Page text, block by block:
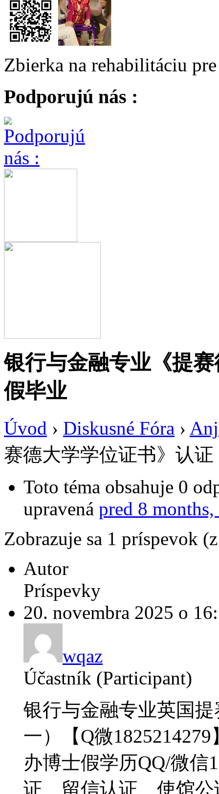
Zbierka na rehabilitáciu
Podporujú nás :
银行与金融专业《提
假毕业
Úvod › Diskusné Fóra ›
赛德大学学位证书》认
Toto téma obsahuje 0
upravená pred 8 months,
Zobrazuje sa 1 príspevok
Autor
Príspevky
20. novembra 2025 o
wqaz
Účastník (Participant)
银行与金融专业英国
一）【Q微
办博士假学历QQ/微信
证、留信认证、使馆